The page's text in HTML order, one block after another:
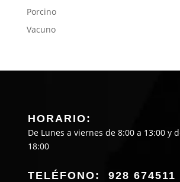
Porcino
Vacuno
HORARIO:
De Lunes a viernes de 8:00 a 13:00 y
18:00
TELÉFONO: 928 674511